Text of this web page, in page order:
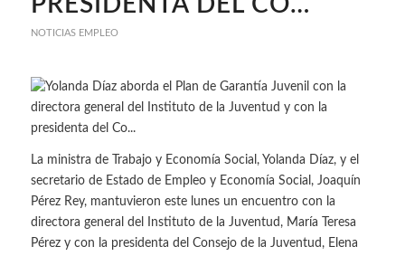
NOTICIAS EMPLEO
La ministra de Trabajo y Economía Social, Yolanda Díaz, y el
secretario de Estado de Empleo y Economía Social, Joaquín
Pérez Rey, mantuvieron este lunes un encuentro con la
directora general del Instituto de la Juventud, María Teresa
Pérez y con la presidenta del Consejo de la Juventud, Elena